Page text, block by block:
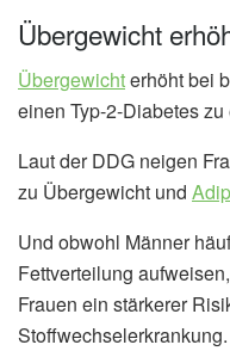
Übergewicht
Übergewichterhöht bei
einen Typ-2-Diabetes
Laut der DDG neigen
zu Übergewicht und
Und obwohl Männer
Fettverteilung
Frauen ein stärkerer
Stoffwechselerkrankung.